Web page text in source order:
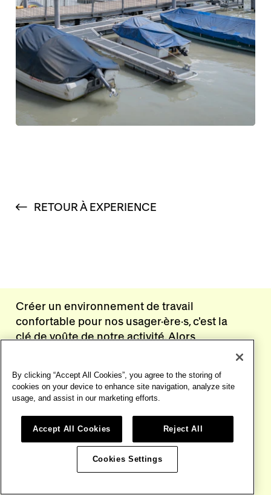
RETOUR À EXPERIENCE
Créer un environnement de travail
confortable pour nos usager·ère·s, c'est la
clé de voûte de notre activité. Alors
flexible, relaxant et ludique !
OÙ?
By clicking “Accept All Cookies”, you agree to the storing of
cookies on your device to enhance site navigation, analyze site
usage, and assist in our marketing efforts.
Accept All Cookies Reject All
Cookies Settings